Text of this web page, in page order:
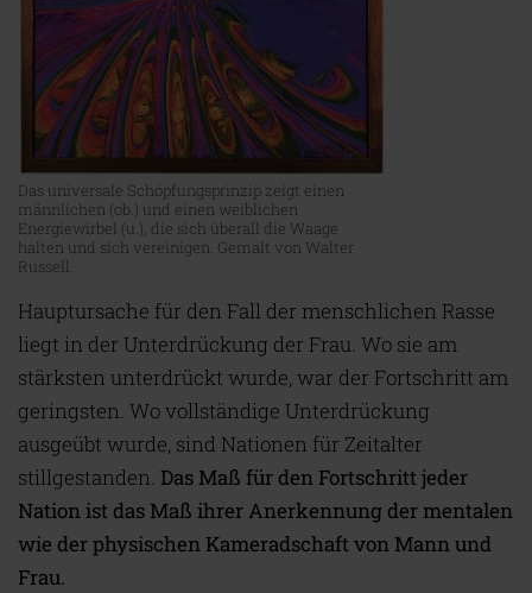
Das universale Schöpfungsprinzip zeigt einen
männlichen (ob.) und einen weiblichen
Energiewirbel (u.), die sich überall die Waage
halten und sich vereinigen. Gemalt von Walter
Russell.
Hauptursache für den Fall der menschlichen Rasse
liegt in der Unterdrückung der Frau. Wo sie am
stärksten unterdrückt wurde, war der Fortschritt am
geringsten. Wo vollständige Unterdrückung
ausgeübt wurde, sind Nationen für Zeitalter
stillgestanden. Das Maß für den Fortschritt jeder
Nation ist das Maß ihrer Anerkennung der mentalen
wie der physischen Kameradschaft von Mann und
Frau.